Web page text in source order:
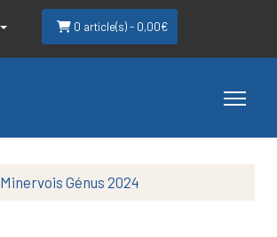
0 article(s) - 0,00€
Minervois Génus 2024